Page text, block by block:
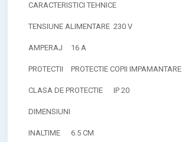
CARACTERISTICI TEHNICE
TENSIUNE ALIMENTARE 230 V
AMPERAJ 16 A
PROTECTII PROTECTIE COPII IMPAMANTARE
CLASA DE PROTECTIE IP 20
DIMENSIUNI
INALTIME 6.5 CM